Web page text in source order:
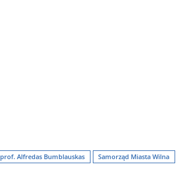
prof. Alfredas Bumblauskas Samorząd Miasta Wilna